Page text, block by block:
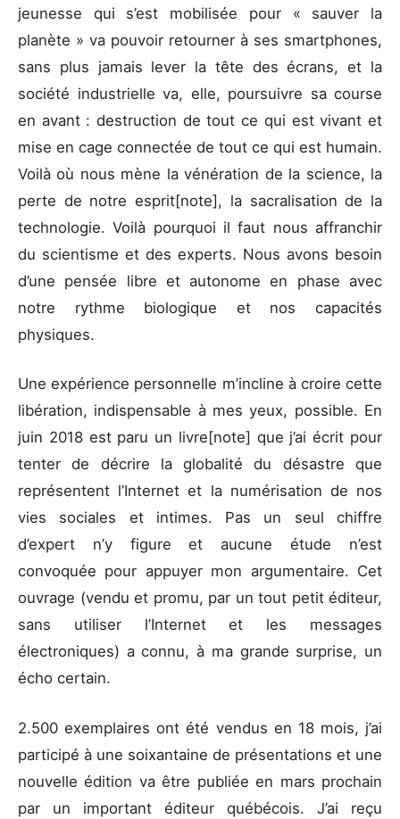
jeunesse qui s’est mobilisée pour « sauver la
planète » va pouvoir retourner à ses smartphones,
sans plus jamais lever la tête des écrans, et la
société industrielle va, elle, poursuivre sa course
en avant : destruction de tout ce qui est vivant et
mise en cage connectée de tout ce qui est humain.
Voilà où nous mène la vénération de la science, la
perte de notre esprit[note], la sacralisation de la
technologie. Voilà pourquoi il faut nous affranchir
du scientisme et des experts. Nous avons besoin
d’une pensée libre et autonome en phase avec
notre rythme biologique et nos capacités
physiques.
Une expérience personnelle m’incline à croire cette
libération, indispensable à mes yeux, possible. En
juin 2018 est paru un livre[note] que j’ai écrit pour
tenter de décrire la globalité du désastre que
représentent l’Internet et la numérisation de nos
vies sociales et intimes. Pas un seul chiffre
d’expert n’y figure et aucune étude n’est
convoquée pour appuyer mon argumentaire. Cet
ouvrage (vendu et promu, par un tout petit éditeur,
sans utiliser l’Internet et les messages
électroniques) a connu, à ma grande surprise, un
écho certain.
2.500 exemplaires ont été vendus en 18 mois, j’ai
participé à une soixantaine de présentations et une
nouvelle édition va être publiée en mars prochain
par un important éditeur québécois. J’ai reçu